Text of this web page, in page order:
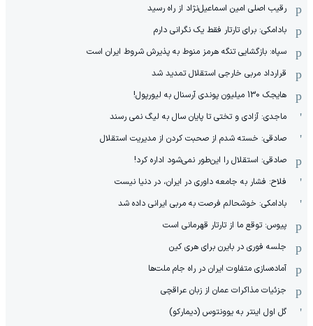
رقیب اصلی امین اسماعیل‌نژاد از راه رسید
بادامکی: برای تارتار فقط یک نگرانی دارم
سپاه: بازگشایی تنگه هرمز منوط به پذیرش شروط ایران است
قرارداد مربی خارجی استقلال تمدید شد
هایجک 130 میلیون پوندی آرسنال به لیورپول!
ماجدی: آزادی و تختی تا پایان سال به لیگ نمی رسند
صادقی: خسته شدم از صحبت کردن از مدیریت استقلال
صادقی: استقلال را این‌طور نمی‌شود اداره کرد!
فلاح: فشار به جامعه داوری در ایران، در دنیا نیست
بادامکی: خوشحالم فرصت به مربی ایرانی داده شد
پیوس: توقع ما از تارتار قهرمانی است
جلسه فوری در بایرن برای هری کین
آماده‌سازی متفاوت ایران در راه جام ملت‌ها
جزئیات مذاکرات عمان از زبان عراقچی
گل اول اینتر به یوونتوس (دیمارکو)